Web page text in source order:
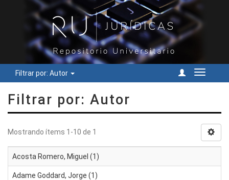
Filtrar por: Autor
Cambiar
Filtrar por: Autor
Mostrando ítems 1-10 de 1
Acosta Romero, Miguel (1)
Adame Goddard, Jorge (1)